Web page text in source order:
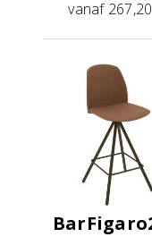
vanaf